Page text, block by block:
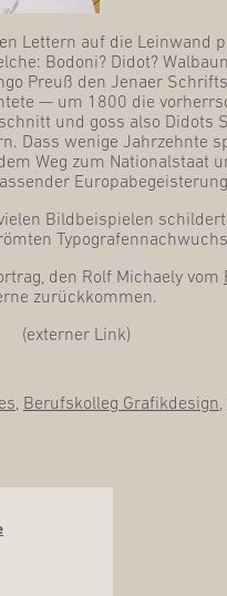
Let­tern auf die Lein­wand
Bodo­ni? Didot?
Preuß den Jena­er
— um 1800 die
und goss also
Dass weni­ge Jahr­zehn­te
Weg zum Natio­nal­staat
Bild­bei­spie­len
den Rolf Michae­ly vom
zurückkommen.
(exter­ner Link)
Berufskolleg Grafikdesign